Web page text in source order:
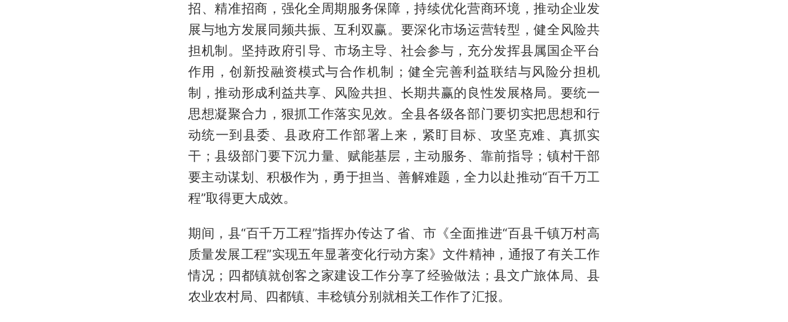
招、精准招商，强化全周期服务保障，持续优化营商环境，推动企业发
展与地方发展同频共振、互利双赢。要深化市场运营转型，健全风险共
担机制。坚持政府引导、市场主导、社会参与，充分发挥县属国企平台
作用，创新投融资模式与合作机制；健全完善利益联结与风险分担机
制，推动形成利益共享、风险共担、长期共赢的良性发展格局。要统一
思想凝聚合力，狠抓工作落实见效。全县各级各部门要切实把思想和行
动统一到县委、县政府工作部署上来，紧盯目标、攻坚克难、真抓实
干；县级部门要下沉力量、赋能基层，主动服务、靠前指导；镇村干部
要主动谋划、积极作为，勇于担当、善解难题，全力以赴推动“百千万工
程”取得更大成效。
期间，县“百千万工程”指挥办传达了省、市《全面推进“百县千镇万村高
质量发展工程”实现五年显著变化行动方案》文件精神，通报了有关工作
情况；四都镇就创客之家建设工作分享了经验做法；县文广旅体局、县
农业农村局、四都镇、丰稔镇分别就相关工作作了汇报。